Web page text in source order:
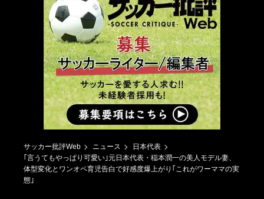
サッカー批評Web ニュース
日本代表
｢言うてもやっぱり可愛い｣元日本代表・稲本潤一の美人モデル妻、
体型変化とワンオペ育児告白で好感度爆上がり｢これがワーママの実
態｣